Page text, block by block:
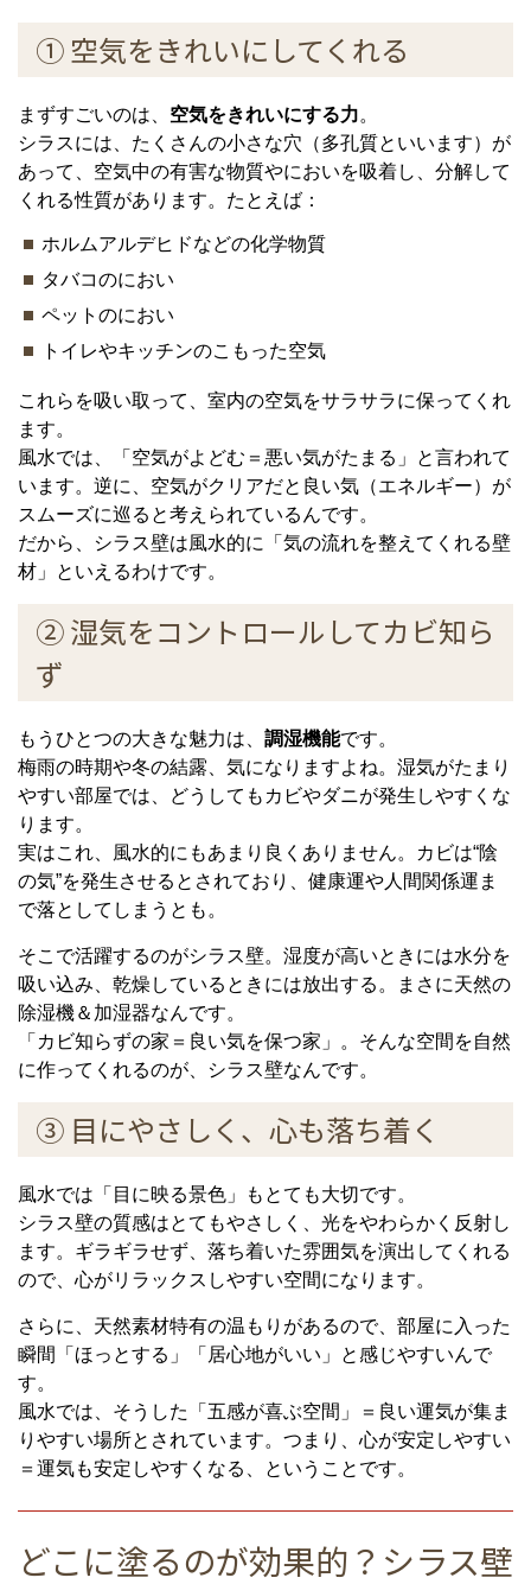
① 空気をきれいにしてくれる
まずすごいのは、 空気をきれいにする力。
シラスには、たくさんの小さな穴（多孔質といいます）が
あって、空気中の有害な物質やにおいを吸着し、分解して
くれる性質があります。たとえば：
ホルムアルデヒドなどの化学物質
タバコのにおい
ペットのにおい
トイレやキッチンのこもった空気
これらを吸い取って、室内の空気をサラサラに保ってくれ
ます。
風水では、「空気がよどむ＝悪い気がたまる」と言われて
います。逆に、空気がクリアだと良い気（エネルギー）が
スムーズに巡ると考えられているんです。
だから、シラス壁は風水的に「気の流れを整えてくれる壁
材」といえるわけです。
② 湿気をコントロールしてカビ知ら
ず
もうひとつの大きな魅力は、 調湿機能です。
梅雨の時期や冬の結露、気になりますよね。湿気がたまり
やすい部屋では、どうしてもカビやダニが発生しやすくな
ります。
実はこれ、風水的にもあまり良くありません。カビは“陰
の気”を発生させるとされており、健康運や人間関係運ま
で落としてしまうとも。
そこで活躍するのがシラス壁。湿度が高いときには水分を
吸い込み、乾燥しているときには放出する。まさに天然の
除湿機＆加湿器なんです。
「カビ知らずの家＝良い気を保つ家」。そんな空間を自然
に作ってくれるのが、シラス壁なんです。
③ 目にやさしく、心も落ち着く
風水では「目に映る景色」もとても大切です。
シラス壁の質感はとてもやさしく、光をやわらかく反射し
ます。ギラギラせず、落ち着いた雰囲気を演出してくれる
ので、心がリラックスしやすい空間になります。
さらに、天然素材特有の温もりがあるので、部屋に入った
瞬間「ほっとする」「居心地がいい」と感じやすいんで
す。
風水では、そうした「五感が喜ぶ空間」＝良い運気が集ま
りやすい場所とされています。つまり、心が安定しやすい
＝運気も安定しやすくなる、ということです。
どこに塗るのが効果的？シラス壁